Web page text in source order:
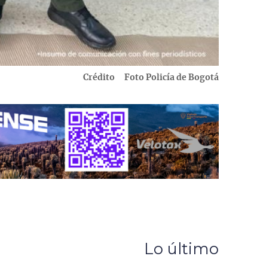
Crédito Foto Policía de Bogotá
Lo último